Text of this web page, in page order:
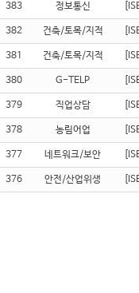
383 정보통신
382 건축/토목/지적
381 건축/토목/지적
380 G-TELP
379 직업상담
378 농림어업
377 네트워크/보안
376 안전/산업위생